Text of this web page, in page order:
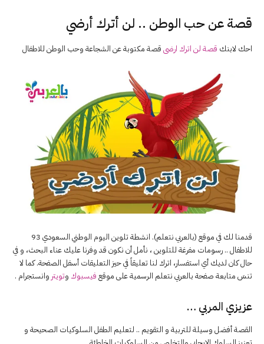
قصة عن حب الوطن .. لن أترك أرضي
احك لابنك قصة لن اترك ارضى قصة مكتوبة عن الشجاعة وحب الوطن للاطفال
قدمنا لك في موقع (بالعربي نتعلم). انشطة تلوين اليوم الوطني السعودي 93
للاطفال .. رسومات مفرغة للتلوين ، نأمل أن نكون قد وفرنا عليك عناء البحث، و في
حال كان لديك أي استفسار، اترك لنا تعليقاً في حيز التعليقات أسفل الصفحة. كما لا
تنسَ متابعة صفحة بالعربي نتعلم الرسمية على موقع فيسبوك وتويتر وانستجرام .
عزيزي المربي …
القصة أفضل وسيلة للتربية و التقويم .. لتعليم الطفل السلوكيات الصحيحة و